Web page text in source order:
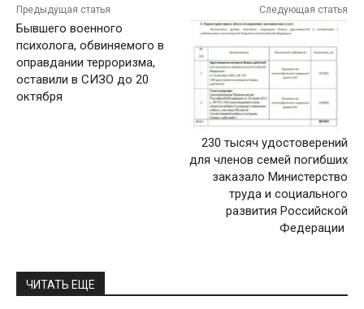
Предыдущая статья
Бывшего военного
психолога, обвиняемого в
оправдании терроризма,
оставили в СИЗО до 20
октября
Следующая статья
230 тысяч удостоверений
для членов семей погибших
заказало Министерство
труда и социального
развития Российской
Федерации
ЧИТАТЬ ЕЩЕ